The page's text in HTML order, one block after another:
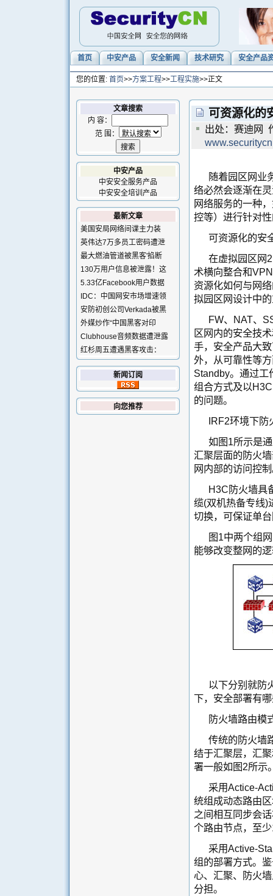
首页 中安产品 安全新闻 技术研究 安全产品
您的位置: 首页>>方案工程>>工程实施>>正文
文章搜索
内 容：
范 围：
中安产品
中安安全服务产品
中安安全培训产品
最新文章
美国安局网络间谍主力装
英伟达7万多员工密码遭泄
最大燃油管道被黑客'掐断
130万用户信息被泄露！这
5.33亿Facebook用户数据
IDC：中国网安市场增速领
安防初创公司Verkada被黑
外媒炒作“中国黑客对印
Clubhouse音频数据遭泄露
红杉周五遭遇黑客攻击：
新闻订阅
向您推荐
可资源化的
出处：赛迪网
随着园区网业
络必然会逐渐在
网络服务的一种
控等）进行针对
可资源化的安
在虚拟园区网
术横向整合和
资源化如何与网
拟园区网设计中
FW、NAT、
区网内的安全技
手，安全产品大
外，从可靠性等
Standby。通过工
组合方式及以
的问题。
IRF2环境下防
如图1所示是
汇聚层面的防火
网内部的访问控
H3C防火墙具
缆(双机热备专线)
切换，可保证单
图1中两个组
能够改变整网的
以下分别就防
下，安全部署有
防火墙路由模
传统的防火墙
结于汇聚层，汇
署一般如图2所示
采用Actice-
统组成动态路由
之间相互同步会
个路由节点，至
采用Active-
组的部署方式。
心、汇聚、防火
分担。